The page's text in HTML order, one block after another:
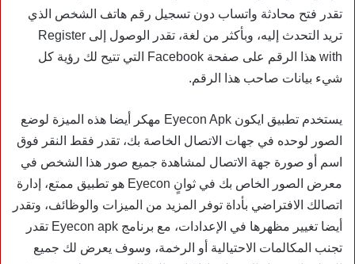
تقدر فتح محادثة واتساب دون تسجيل رقم هاتف الشخص الذي
تريد التحدث إليه، وبأكثر من لغة، تقدر الوصول إلى Register
with هذا الرقم على صفحة Facebook التي تتيح لك رؤية كل
شيء بيانات صاحب هذا الرقم.
يستخدم تطبيق ايكون Eyecon Apk مهكر أيضا هذه الميزة لوضع
الصور لوحده في جهات الاتصال الخاصة بك، تقدر فقط النقر فوق
اسم أو صورة جهة الاتصال لمشاهدة جميع صور هذا الشخص في
معرض الصور الخاص بك في ثوانٍ Eyecon هو تطبيق ممتع، إدارة
اتصالك الافتراضي بأداة توفر المزيد من الميزات والوظائف، وتقدر
أيضا تغيير مظهرها في الإعدادات، مع برنامج Eyecon apk تقدر
تجنب المكالمات الاحتيالية أو الرخمة، وسوف يعرض لك جميع